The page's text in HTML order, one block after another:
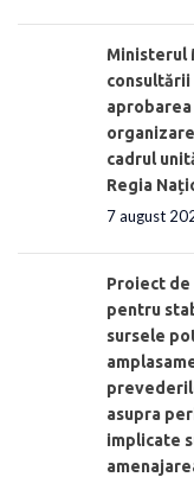
Ministerul
cadrul
Regia
7 august
Proiect
pentru
sursele
asupra
implicate